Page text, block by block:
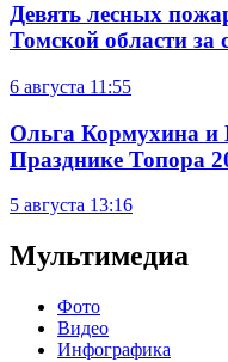
Девять лесных
Томской области за
6 августа 11:55
Ольга Кормухина и
Празднике Топора
5 августа 13:16
Мультимедиа
Фото
Видео
Инфографика